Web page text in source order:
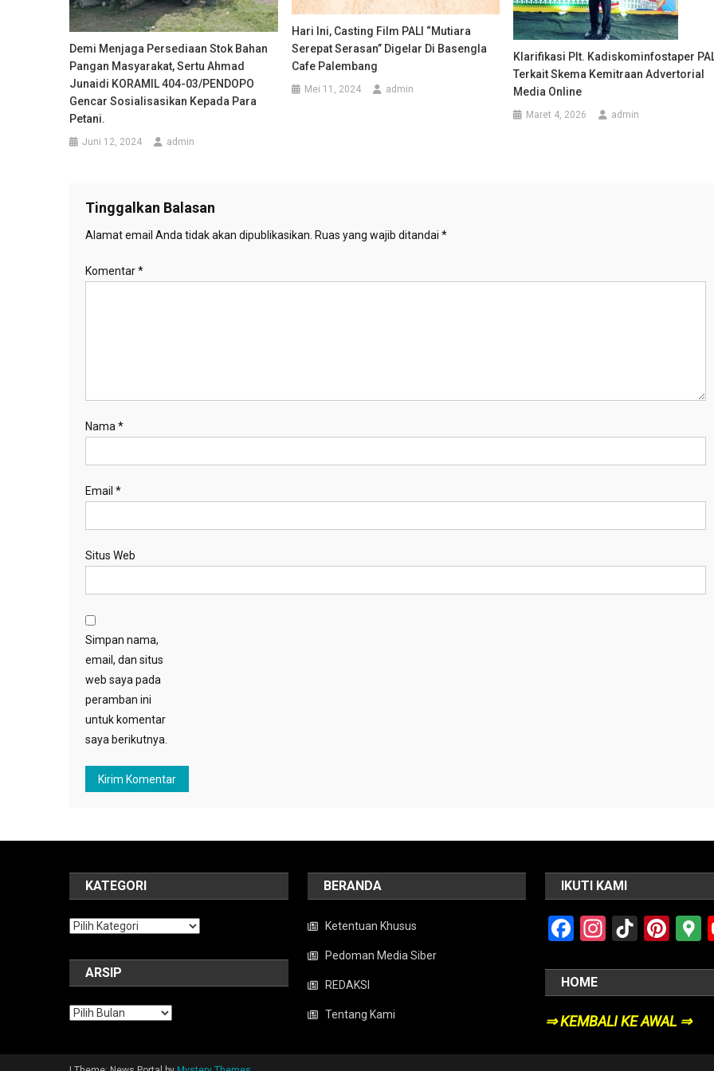
Demi Menjaga Persediaan Stok Bahan
Pangan Masyarakat, Sertu Ahmad
Junaidi KORAMIL 404-03/PENDOPO
Gencar Sosialisasikan Kepada Para
Petani.
Juni 12, 2024 admin
Hari Ini, Casting Film PALI “Mutiara
Serepat Serasan” Digelar Di Basengla
Cafe Palembang
Mei 11, 2024 admin
Klarifikasi Plt. Kadiskominfostaper
Terkait Skema Kemitraan Advertorial
Media Online
Maret 4, 2026 admin
Tinggalkan Balasan
Alamat email Anda tidak akan dipublikasikan. Ruas yang wajib ditandai *
Komentar*
Nama *
Email *
Situs Web
Simpan nama,
email, dan situs
web saya pada
peramban ini
untuk komentar
saya berikutnya.
KATEGORI
Kategori
ARSIP
Arsip
BERANDA
Ketentuan Khusus
Pedoman Media Siber
REDAKSI
Tentang Kami
IKUTI KAMI
FacebookTikTok
HOME
⇒ KEMBALI KE AWAL ⇒